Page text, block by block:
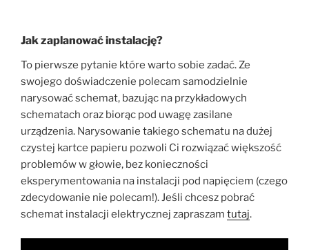
Jak zaplanować instalację?
To pierwsze pytanie które warto sobie zadać. Ze
swojego doświadczenie polecam samodzielnie
narysować schemat, bazując na przykładowych
schematach oraz biorąc pod uwagę zasilane
urządzenia. Narysowanie takiego schematu na dużej
czystej kartce papieru pozwoli Ci rozwiązać większość
problemów w głowie, bez konieczności
eksperymentowania na instalacji pod napięciem (czego
zdecydowanie nie polecam!). Jeśli chcesz pobrać
schemat instalacji elektrycznej zapraszam tutaj.